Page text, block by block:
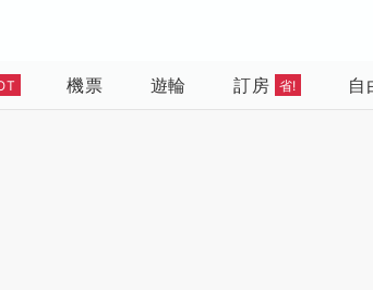
機票 遊輪 訂房 省! 自